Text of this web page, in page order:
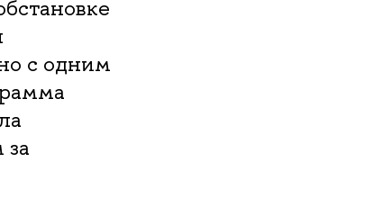
с одним